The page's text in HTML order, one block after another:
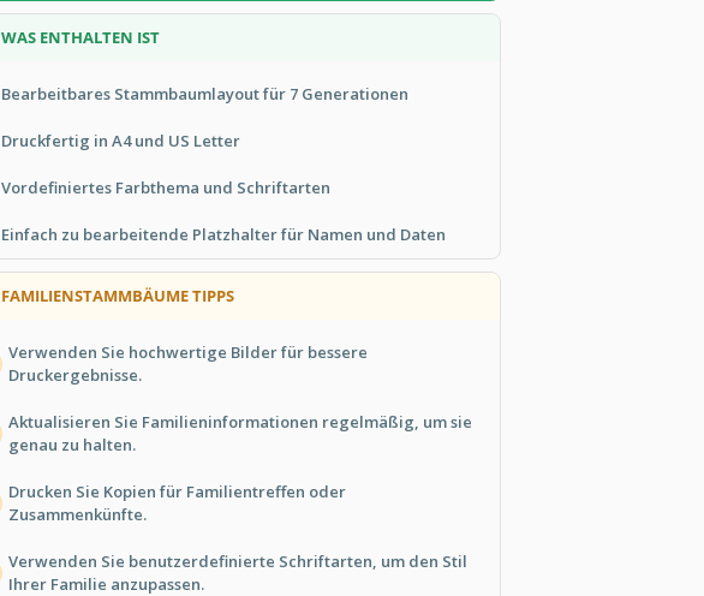
WAS ENTHALTEN IST
Bearbeitbares Stammbaumlayout für 7 Generationen
Druckfertig in A4 und US Letter
Vordefiniertes Farbthema und Schriftarten
Einfach zu bearbeitende Platzhalter für Namen und Daten
FAMILIENSTAMMBÄUME TIPPS
Verwenden Sie hochwertige Bilder für bessere
Druckergebnisse.
Aktualisieren Sie Familieninformationen regelmäßig, um sie
genau zu halten.
Drucken Sie Kopien für Familientreffen oder
Zusammenkünfte.
Verwenden Sie benutzerdefinierte Schriftarten, um den Stil
Ihrer Familie anzupassen.